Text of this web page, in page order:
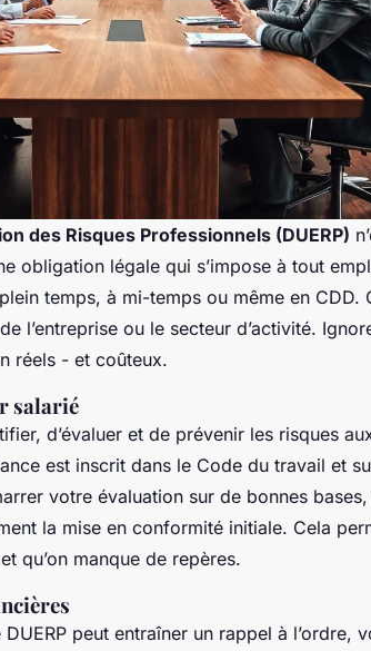
des Risques Professionnels (DUERP)
obligation légale qui s’impose à tout
temps, à mi-temps ou même en CDD.
l’entreprise ou le secteur d’activité.
réels - et coûteux.
salarié
d’évaluer et de prévenir les risques
est inscrit dans le Code du travail et
votre évaluation sur de bonnes
la mise en conformité initiale. Cela
qu’on manque de repères.
peut entraîner un rappel à l’ordre,